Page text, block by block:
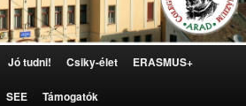
Jó tudni! Csiky-élet ERASMUS+
SEE Támogatók